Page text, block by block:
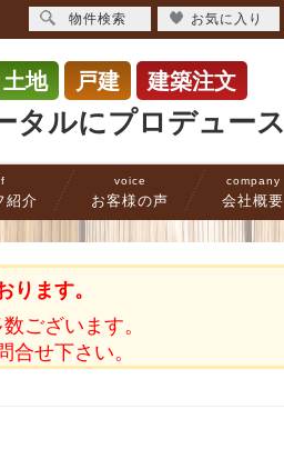
土地 戸建 建築注文
タルにプロデュース
紹介
voice
お客様の声
company
会社概要
ります。
ございます。
合せ下さい。
物件検索 お気に入り